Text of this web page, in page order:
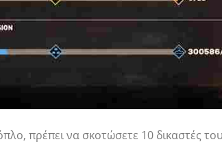
πρέπει να σκοτώσετε 10 δικαστές